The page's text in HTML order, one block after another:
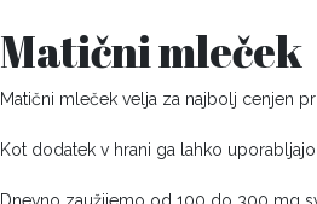
Matični mleček
Matični mleček velja za najbolj cenjen
Kot dodatek v hrani ga lahko